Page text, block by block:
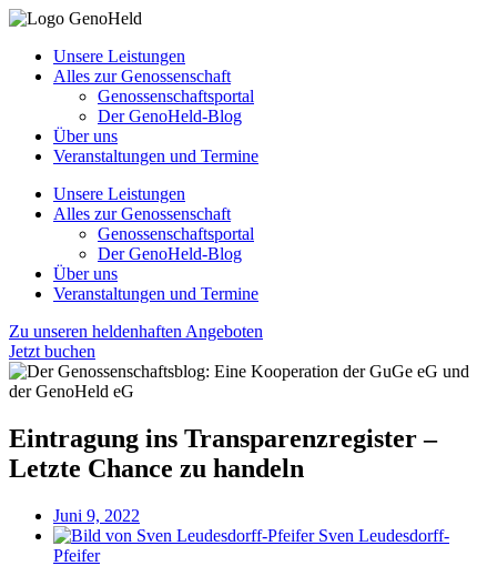
Unsere Leistungen
Alles zur Genossenschaft
Genossenschaftsportal
Der GenoHeld-Blog
Über uns
Veranstaltungen und Termine
Unsere Leistungen
Alles zur Genossenschaft
Genossenschaftsportal
Der GenoHeld-Blog
Über uns
Veranstaltungen und Termine
Zu unseren heldenhaften Angeboten
Jetzt buchen
Eintragung ins Transparenzregister –
Letzte Chance zu handeln
Juni 9, 2022
Sven Leudesdorff-
Pfeifer